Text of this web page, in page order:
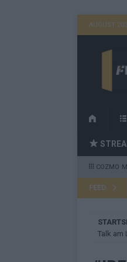
AUGUST
H
M
E
COZMO
FEED
Talk am